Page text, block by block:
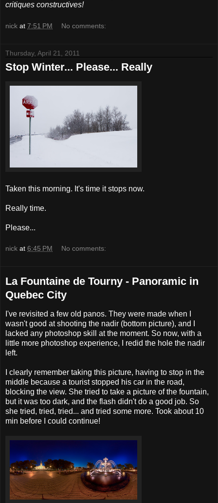
critiques constructives!
nick at 7:51 PM No comments:
Thursday, April 21, 2011
Stop Winter... Please... Really
Taken this morning. It's time it stops now.
Really time.
Please...
nick at 6:45 PM No comments:
La Fountaine de Tourny - Panoramic in
Quebec City
I've revisited a few old panos. They were made when I
wasn't good at shooting the nadir (bottom picture), and I
lacked any photoshop skill at the moment. So now, with a
little more photoshop experience, I redid the hole the nadir
left.
I clearly remember taking this picture, having to stop in the
middle because a tourist stopped his car in the road,
blocking the view. She tried to take a picture of the fountain,
but it was too dark, and the flash didn't do a good job. So
she tried, tried, tried... and tried some more. Took about 10
min before I could continue!